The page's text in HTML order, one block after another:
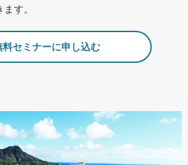
す。
料セミナーに申し込む